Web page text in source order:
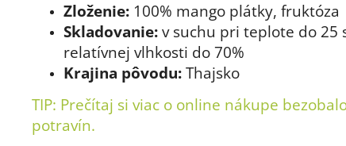
Zloženie: 100% mango plátky, fruktóza
Skladovanie: v suchu pri teplote do 25
relatívnej vlhkosti do 70%
Krajina pôvodu: Thajsko
TIP: Prečítaj si viac o online nákupe
potravín.